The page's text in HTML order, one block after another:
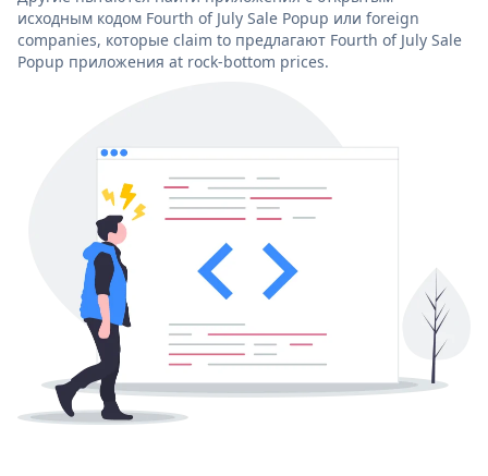
исходным кодом Fourth of July Sale Popup или foreign
companies, которые claim to предлагают Fourth of July Sale
Popup приложения at rock-bottom prices.